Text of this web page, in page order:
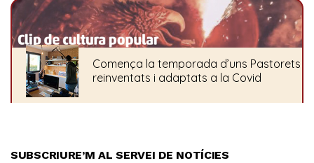
SUBSCRIURE’M AL SERVEI DE NOTÍCIES